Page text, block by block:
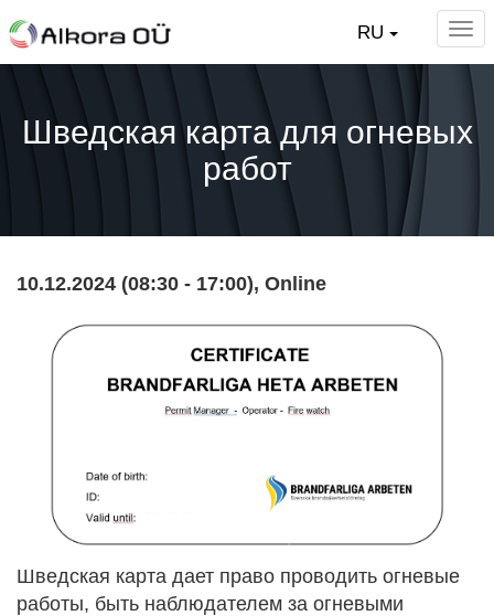
RU
Шведская карта для огневых
работ
10.12.2024 (08:30- 17:00), Online
Шведская карта дает право проводить огневые
работы, быть наблюдателем за огневыми